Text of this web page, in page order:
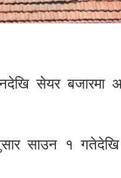
सेयर बजारमा
साउन १ गतेदेखि